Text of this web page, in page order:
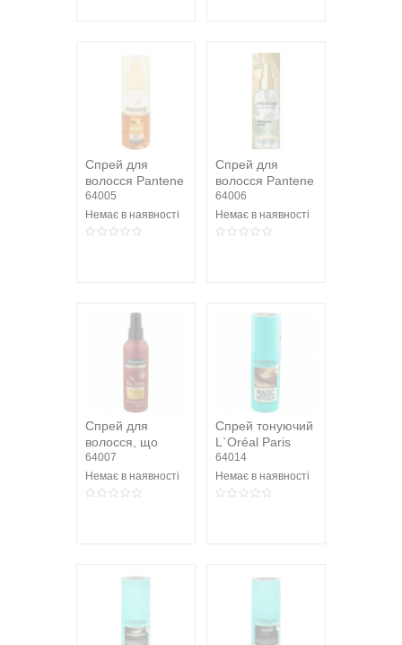
Спрей для
волосся Pantene
Pro-V Інтенсивне
Відновлення
150мл
64005
Немає в наявності
Спрей для
волосся Pantene
Pro-V
Пробудження
коренів з...
64006
Немає в наявності
Спрей для
волосся, що
захищає і
розгладжує
Keratin Smooth...
64007
Немає в наявності
Спрей тонуючий
L`Oréal Paris
Magic Retouch
Русявий 75мл
64014
Немає в наявності